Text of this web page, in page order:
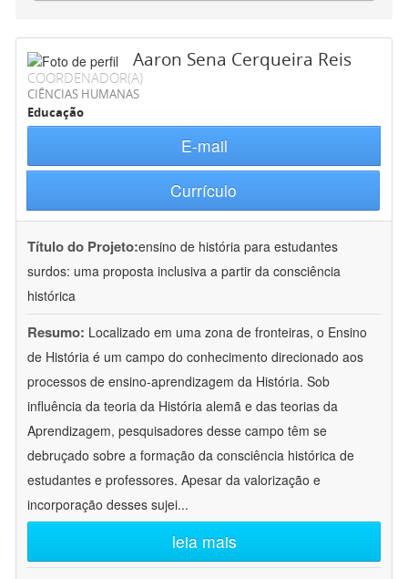
Aaron Sena Cerqueira Reis
COORDENADOR(A)
CIÊNCIAS HUMANAS
Educação
E-mail
Currículo
Título do Projeto:ensino de história para estudantes
surdos: uma proposta inclusiva a partir da consciência
histórica
Resumo: Localizado em uma zona de fronteiras, o Ensino
de História é um campo do conhecimento direcionado aos
processos de ensino-aprendizagem da História. Sob
influência da teoria da História alemã e das teorias da
Aprendizagem, pesquisadores desse campo têm se
debruçado sobre a formação da consciência histórica de
estudantes e professores. Apesar da valorização e
incorporação desses sujei...
leia mais